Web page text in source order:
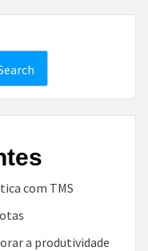
com TMS
a produtividade